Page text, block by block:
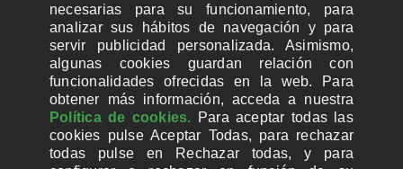
necesarias para su funcionamiento, para
analizar sus hábitos de navegación y para
servir publicidad personalizada. Asimismo,
algunas cookies guardan relación con
funcionalidades ofrecidas en la web. Para
obtener más información, acceda a nuestra
Política de cookies. Para aceptar todas las
cookies pulse Aceptar Todas, para rechazar
todas pulse en Rechazar todas, y para